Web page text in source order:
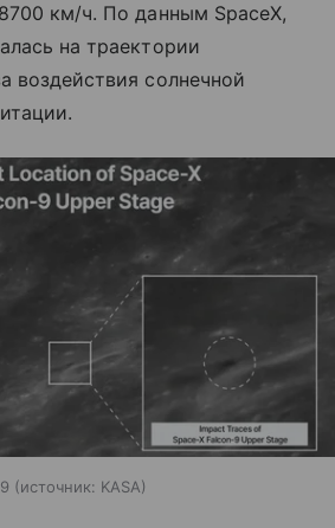
км/ч. По данным SpaceX,
на траектории
воздействия солнечной
источник: KASA